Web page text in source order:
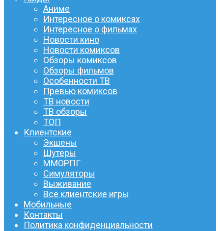
Аниме
Интересное о комиксах
Интересное о фильмах
Новости кино
Новости комиксов
Обзоры комиксов
Обзоры фильмов
Особенности ТВ
Превью комиксов
ТВ новости
ТВ обзоры
ТОП
Клиентские
Экшены
Шутеры
ММОРПГ
Симуляторы
Выживание
Все клиентские игры
Мобильные
Контакты
Политика конфиденциальности